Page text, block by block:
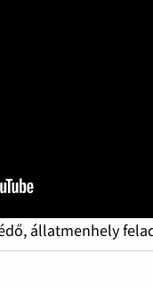
állatmenhely